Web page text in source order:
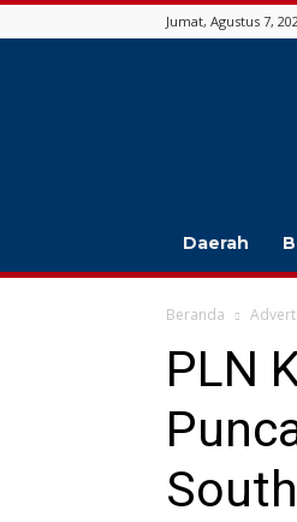
Jumat, Agustus 7,
Daerah
Beranda
PLN